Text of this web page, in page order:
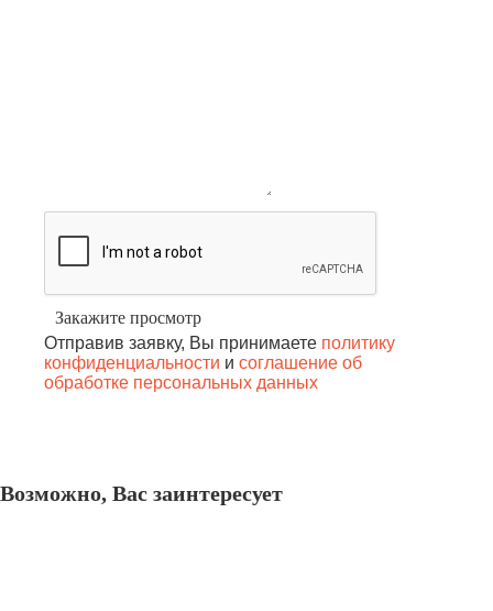
Отправив заявку, Вы принимаете политику
конфиденциальности и соглашение об
обработке персональных данных
Возможно, Вас заинтересует